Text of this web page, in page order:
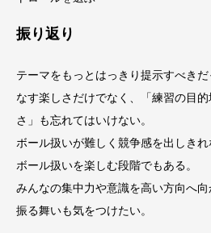
振り返り
テーマをもっとはっきり提示すべき
なす楽しさだけでなく、「練習の目
さ」も忘れてはいけない。
ボール扱いが難しく競争感を出しき
ボール扱いを楽しむ段階でもある。
みんなの集中力や意識を高い方向へ
振る舞いも気をつけたい。